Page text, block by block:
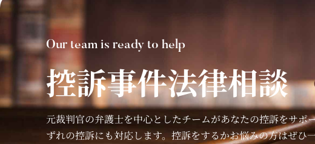
Our team is ready to help
控訴事件法律相談
元裁判官の弁護士を中心としたチームがあなたの控訴をサポ
ずれの控訴にも対応します。控訴をするかお悩みの方はぜひ